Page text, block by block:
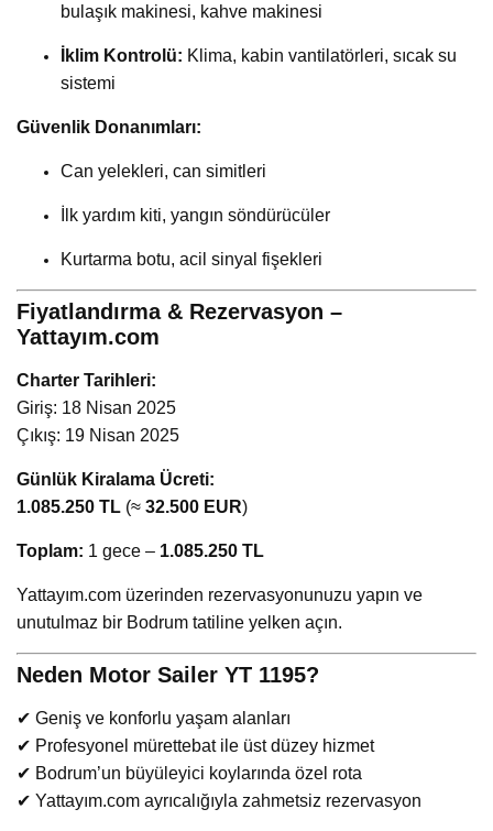
bulaşık makinesi, kahve makinesi
İklim Kontrolü: Klima, kabin vantilatörleri, sıcak su
sistemi
Güvenlik Donanımları:
Can yelekleri, can simitleri
İlk yardım kiti, yangın söndürücüler
Kurtarma botu, acil sinyal fişekleri
Fiyatlandırma & Rezervasyon –
Yattayım.com
Charter Tarihleri:
Giriş: 18 Nisan 2025
Çıkış: 19 Nisan 2025
Günlük Kiralama Ücreti:
1.085.250 TL (≈ 32.500 EUR)
Toplam: 1 gece – 1.085.250 TL
Yattayım.com üzerinden rezervasyonunuzu yapın ve
unutulmaz bir Bodrum tatiline yelken açın.
Neden Motor Sailer YT 1195?
✔ Geniş ve konforlu yaşam alanları
✔ Profesyonel mürettebat ile üst düzey hizmet
✔ Bodrum’un büyüleyici koylarında özel rota
✔ Yattayım.com ayrıcalığıyla zahmetsiz rezervasyon